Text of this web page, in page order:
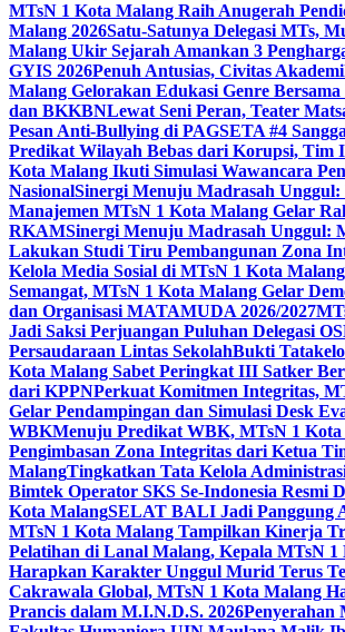
MTsN 1 Kota Malang Raih Anugerah
Malang 2026Satu-Satunya Delegasi MTs,
Malang Ukir Sejarah Amankan 3
GYIS 2026Penuh Antusias, Civitas
Malang Gelorakan Edukasi Genre
dan BKKBNLewat Seni Peran, Teater
Pesan Anti-Bullying di PAGSETA #4
Predikat Wilayah Bebas dari Korupsi, Tim
Kota Malang Ikuti Simulasi Wawancara
NasionalSinergi Menuju Madrasah Unggul:
Manajemen MTsN 1 Kota Malang Gelar
RKAMSinergi Menuju Madrasah Unggul:
Lakukan Studi Tiru Pembangunan Zona
Kelola Media Sosial di MTsN 1 Kota Malang
Semangat, MTsN 1 Kota Malang Gelar
dan Organisasi MATAMUDA 2026/2027
Jadi Saksi Perjuangan Puluhan Delegasi
Persaudaraan Lintas SekolahBukti
Kota Malang Sabet Peringkat III Satker
dari KPPNPerkuat Komitmen Integritas,
Gelar Pendampingan dan Simulasi Desk
WBKMenuju Predikat WBK, MTsN 1 Kota
Pengimbasan Zona Integritas dari Ketua
MalangTingkatkan Tata Kelola
Bimtek Operator SKS Se-Indonesia Resmi
Kota MalangSELAT BALI Jadi Panggung
MTsN 1 Kota Malang Tampilkan Kinerja
Pelatihan di Lanal Malang, Kepala MTsN 1
Harapkan Karakter Unggul Murid Terus
Cakrawala Global, MTsN 1 Kota Malang
Prancis dalam M.I.N.D.S. 2026Penyerahan